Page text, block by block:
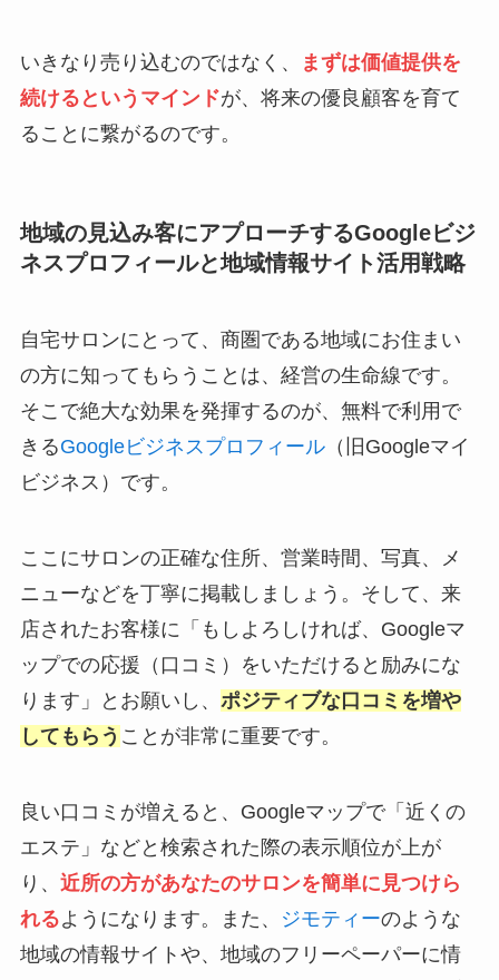
いきなり売り込むのではなく、
まずは価値提供を
続けるというマインドが、将来の優良顧客を育て
ることに繋がるのです。
地域の見込み客にアプローチするGoogleビジ
ネスプロフィールと地域情報サイト活用戦略
自宅サロンにとって、商圏である地域にお住まい
の方に知ってもらうことは、経営の生命線です。
そこで絶大な効果を発揮するのが、無料で利用で
きるGoogleビジネスプロフィール（旧Googleマイ
ビジネス）です。
ここにサロンの正確な住所、営業時間、写真、メ
ニューなどを丁寧に掲載しましょう。そして、来
店されたお客様に「もしよろしければ、Googleマ
ップでの応援（口コミ）をいただけると励みにな
ります」とお願いし、 ポジティブな口コミを増や
してもらう ことが非常に重要です。
良い口コミが増えると、Googleマップで「近くの
エステ」などと検索された際の表示順位が上が
り、 近所の方があなたのサロンを簡単に見つけら
れるようになります。また、 ジモティーのような
地域の情報サイトや、地域のフリーペーパーに情